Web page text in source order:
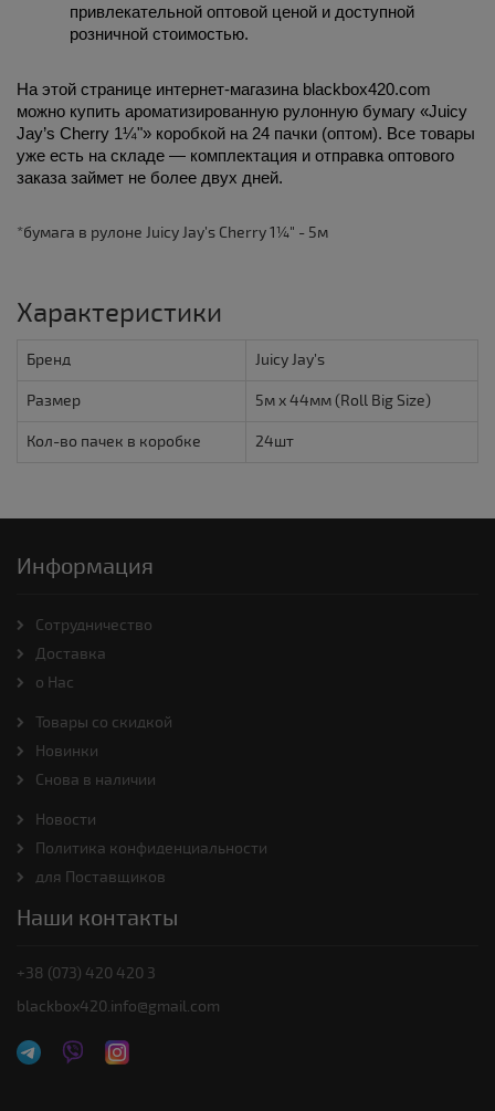
привлекательной оптовой ценой и доступной
розничной стоимостью.
На этой странице интернет-магазина blackbox420.com
можно купить ароматизированную рулонную бумагу «Juicy
Jay’s Cherry 1¼"» коробкой на 24 пачки (оптом). Все товары
уже есть на складе — комплектация и отправка оптового
заказа займет не более двух дней.
*бумага в рулоне Juicy Jay’s Cherry 1¼" - 5м
Характеристики
Бренд Juicy Jay’s
Размер 5м х 44мм (Roll Big Size)
Кол-во пачек в коробке 24шт
Информация
Cотрудничество
Доставка
о Нас
Товары со скидкой
Новинки
Снова в наличии
Новости
Политика конфиденциальности
для Поставщиков
Наши контакты
+38 (073) 420 420 3
blackbox420.info@gmail.com